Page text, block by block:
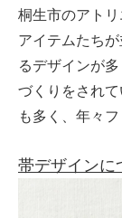
桐生市のアト
アイテムたち
るデザインが
づくりをされ
も多く、年々
帯デザインに